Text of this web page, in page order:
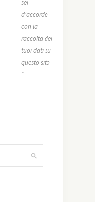
sei
d'accordo
con la
raccolta dei
tuoi dati su
questo sito
*